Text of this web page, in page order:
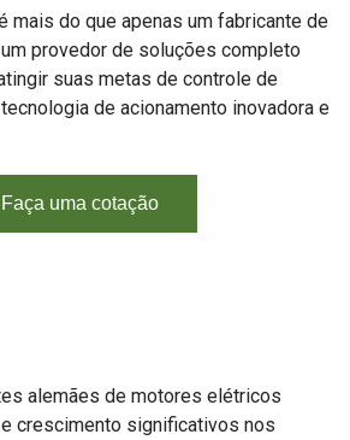
mais do que apenas um fabricante de
provedor de soluções completo
suas metas de controle de
de acionamento inovadora e
Faça uma cotação
alemães de motores elétricos
crescimento significativos nos